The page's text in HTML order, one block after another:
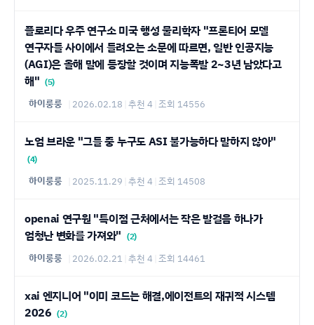
플로리다 우주 연구소 미국 행성 물리학자 "프론티어 모델
연구자들 사이에서 들려오는 소문에 따르면, 일반 인공지능
(AGI)은 올해 말에 등장할 것이며 지능폭발 2~3년 남았다고
해" (5)
하이룽룽 2026.02.18 추천 4 조회 14556
노엄 브라운 "그들 중 누구도 ASI 불가능하다 말하지 않아"
(4)
하이룽룽 2025.11.29 추천 4 조회 14508
openai 연구원 "특이점 근처에서는 작은 발걸음 하나가
엄청난 변화를 가져와" (2)
하이룽룽 2026.02.21 추천 4 조회 14461
xai 엔지니어 "이미 코드는 해결,에이전트의 재귀적 시스템
2026 (2)